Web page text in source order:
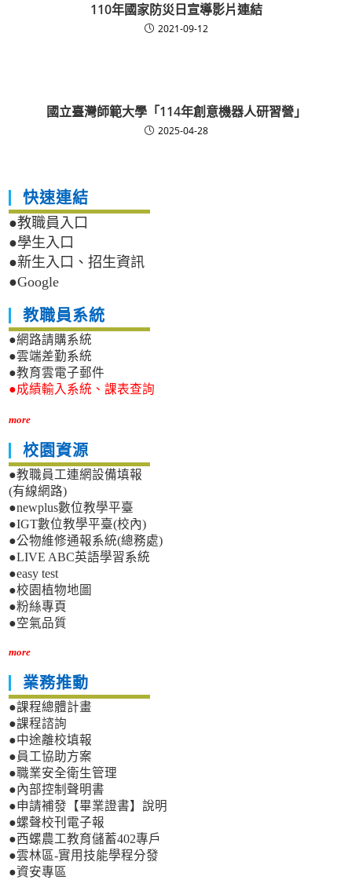
110年國家防災日宣導影片連結
2021-09-12
國立臺灣師範大學「114年創意機器人研習營」
2025-04-28
快速連結
●教職員入口
●學生入口
●新生入口、招生資訊
●Google
教職員系統
●網路請購系統
●雲端差勤系統
●教育雲電子郵件
●成績輸入系統、課表查詢
more
校園資源
●教職員工連網設備填報
(有線網路)
●newplus數位教學平臺
●IGT數位教學平臺(校內)
●公物維修通報系統(總務處)
●LIVE ABC英語學習系統
●easy test
●校園植物地圖
●粉絲專頁
●空氣品質
more
業務推動
●課程總體計畫
●課程諮詢
●中途離校填報
●員工協助方案
●職業安全衛生管理
●內部控制聲明書
●申請補發【畢業證書】說明
●螺聲校刊電子報
●西螺農工教育儲蓄402專戶
●雲林區-實用技能學程分發
●資安專區